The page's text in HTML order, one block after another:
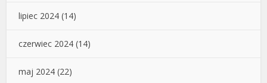
lipiec 2024 (14)
czerwiec 2024 (14)
maj 2024 (22)